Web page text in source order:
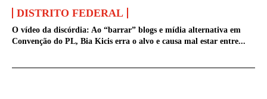
DISTRITO FEDERAL
O vídeo da discórdia: Ao “barrar” blogs e mídia alternativa em
Convenção do PL, Bia Kicis erra o alvo e causa mal estar entre...